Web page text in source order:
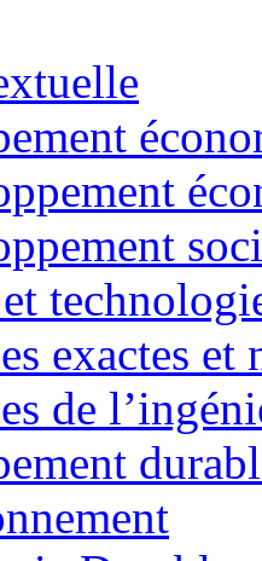
exactes et
de